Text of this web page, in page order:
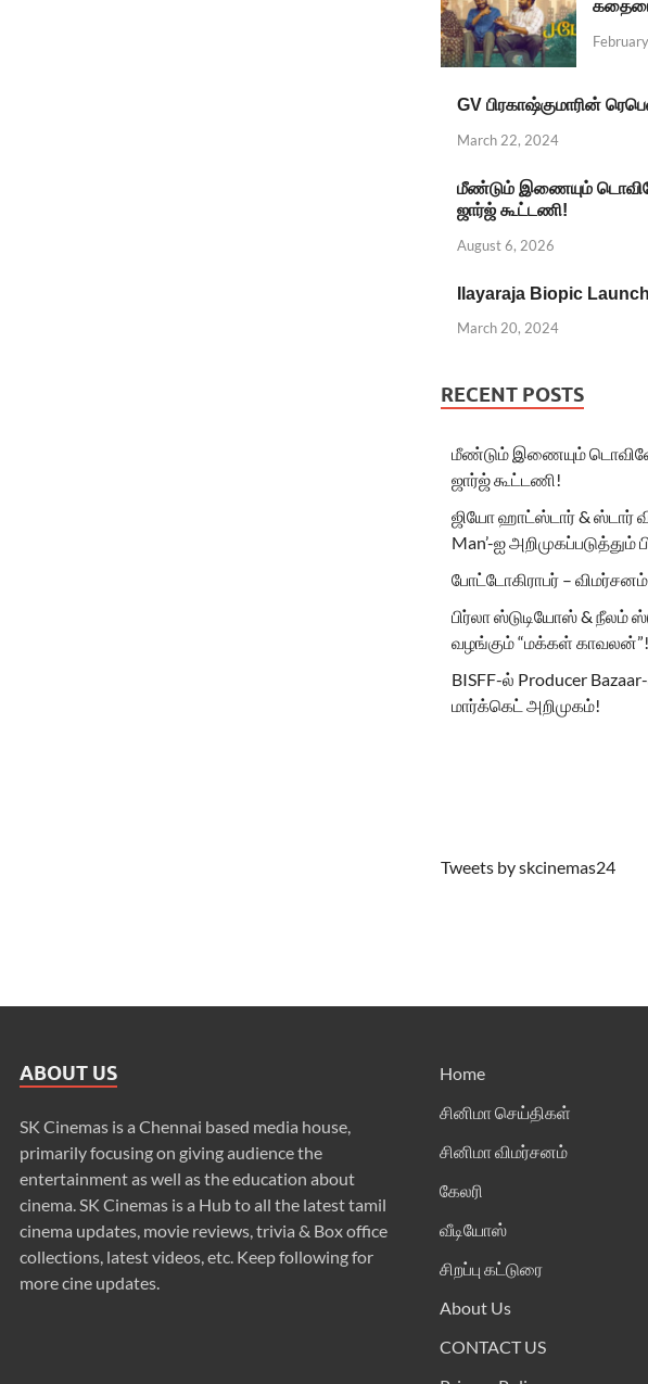
கதையை
GV பிரகாஷ்குமாரின்
March 22, 2024
மீண்டும் இணையும்
ஜார்ஜ் கூட்டணி!
August 6, 2026
Ilayaraja Biopic
March 20, 2024
RECENT POSTS
மீண்டும் இணையும்
ஜார்ஜ் கூட்டணி!
ஜியோ ஹாட்ஸ்டார் & ஸ்டார்
Man’-ஐ அறிமுகப்படுத்தும்
போட்டோகிராபர் –
பிர்லா ஸ்டுடியோஸ் &
வழங்கும் “மக்கள் காவலன்”!
BISFF-ல் Producer
மார்க்கெட் அறிமுகம்!
Tweets by skcinemas24
ABOUT US
SK Cinemas is a Chennai based media house,
primarily focusing on giving audience the
entertainment as well as the education about
cinema. SK Cinemas is a Hub to all the latest tamil
cinema updates, movie reviews, trivia & Box office
collections, latest videos, etc. Keep following for
more cine updates.
Home
சினிமா செய்திகள்
சினிமா விமர்சனம்
கேலரி
வீடியோஸ்
சிறப்பு கட்டுரை
About Us
CONTACT US